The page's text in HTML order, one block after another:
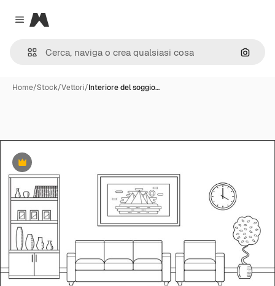
Close menu
Magnific
Cerca
Home/Stock/Vettori/Interiore del soggio…
Premium